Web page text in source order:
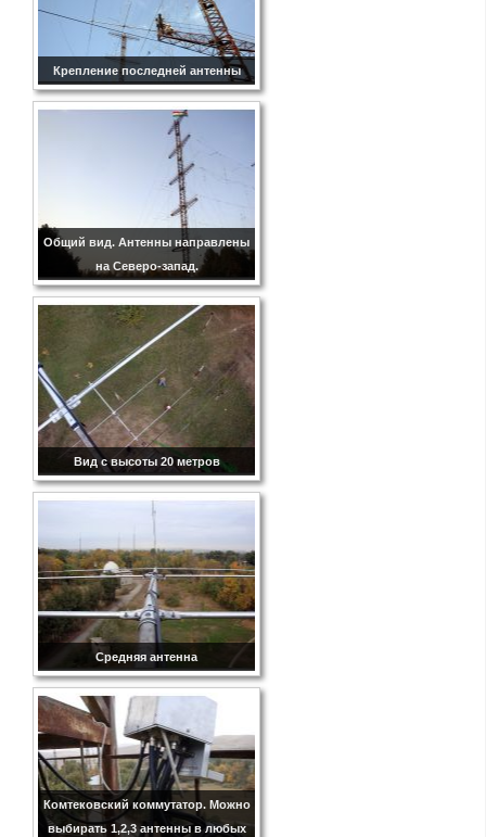
Крепление последней антенны
Общий вид. Антенны направлены
на Северо-запад.
Вид с высоты 20 метров
Средняя антенна
Комтековский коммутатор. Можно
выбирать 1,2,3 антенны в любых